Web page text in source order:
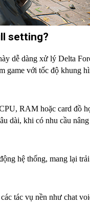
setting?
dễ dàng xử lý Delta
game với tốc độ khung
RAM hoặc card đồ
dài, khi có nhu cầu
hệ thống, mang lại
tác vụ nền như chat